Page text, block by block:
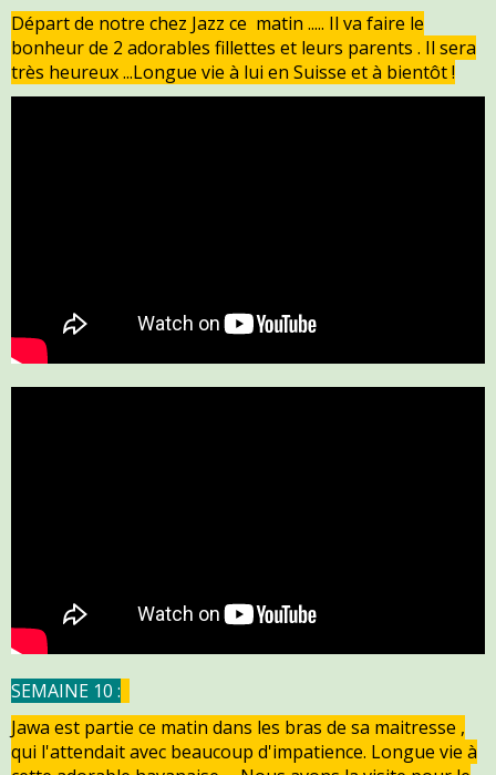
Départ de notre chez Jazz ce matin ..... Il va faire le
bonheur de 2 adorables fillettes et leurs parents . Il sera
très heureux ...Longue vie à lui en Suisse et à bientôt !
SEMAINE 10 :
Jawa est partie ce matin dans les bras de sa maitresse ,
qui l'attendait avec beaucoup d'impatience. Longue vie à